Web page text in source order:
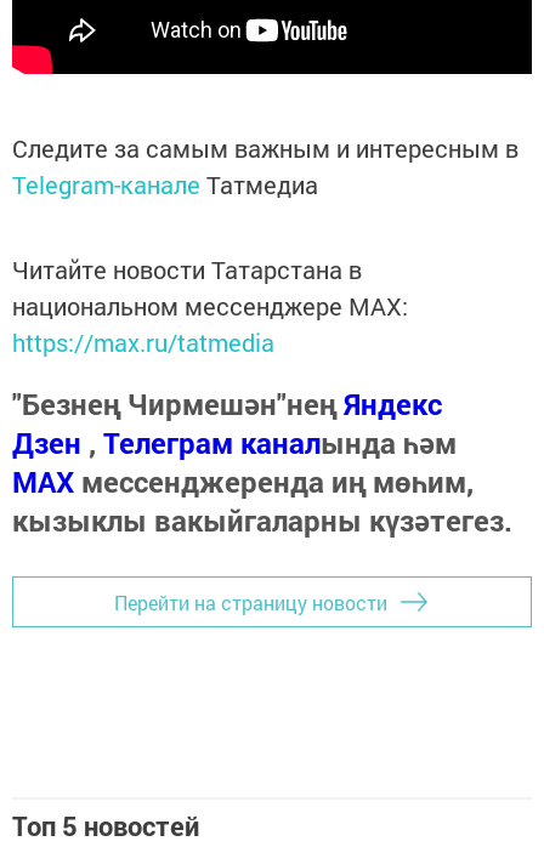
Следите за самым важным и интересным в
Telegram-канале Татмедиа
Читайте новости Татарстана в
национальном мессенджере MАХ:
https://max.ru/tatmedia
"Безнең Чирмешән"неңЯндекс
Дзен , Телеграм каналында һәм
МАХ мессенджеренда иң мөһим,
кызыклы вакыйгаларны күзәтегез.
Перейти на страницу новости
Топ 5 новостей